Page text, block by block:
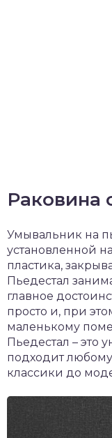
Раковина
Умывальник на
установленной
пластика,
Пьедестал
главное
просто и, при
маленькому
Пьедестал – это
подходит
классики до